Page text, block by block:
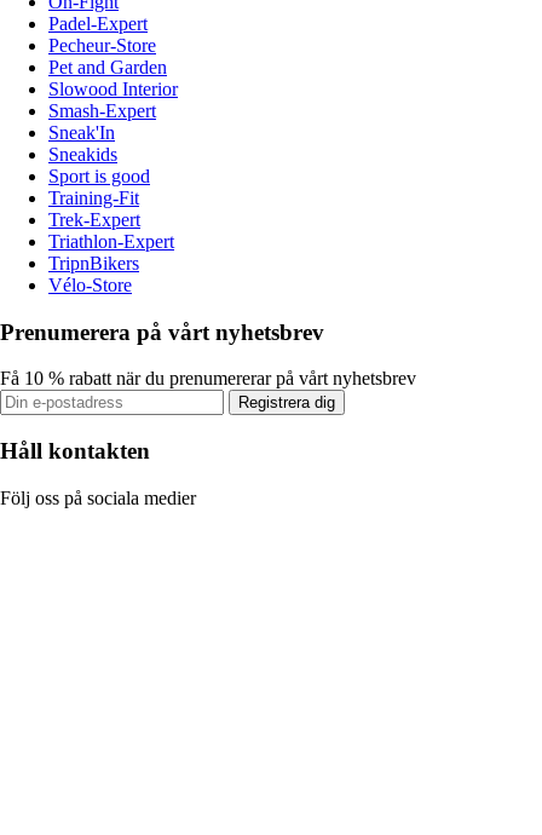
Padel-Expert
Pecheur-Store
Pet and Garden
Slowood Interior
Smash-Expert
Sneak'In
Sneakids
Sport is good
Training-Fit
Trek-Expert
Triathlon-Expert
TripnBikers
Vélo-Store
Prenumerera på vårt nyhetsbrev
Få 10 % rabatt när du prenumererar på vårt nyhetsbrev
Registrera dig
Håll kontakten
Följ oss på sociala medier